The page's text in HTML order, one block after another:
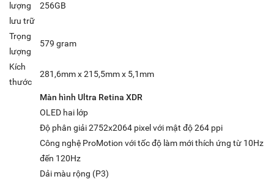
lượng
lưu trữ
256GB
Trọng
lượng
579 gram
Kích
thước
281,6mm x 215,5mm x 5,1mm
Màn hình Ultra Retina XDR
OLED hai lớp
Độ phân giải 2752x2064 pixel với mật độ 264 ppi
Công nghệ ProMotion với tốc độ làm mới thích ứng từ 10Hz
đến 120Hz
Dải màu rộng (P3)